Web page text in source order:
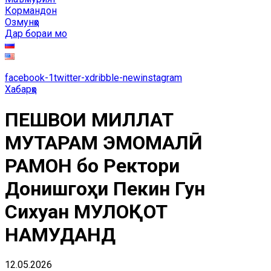
Кормандон
Озмунҳо
Дар бораи мо
facebook-1twitter-xdribble-newinstagram
Хабарҳо
ПЕШВОИ МИЛЛАТ
МУҲТАРАМ ЭМОМАЛӢ
РАҲМОН бо Ректори
Донишгоҳи Пекин Гун
Сихуан МУЛОҚОТ
НАМУДАНД
12.05.2026